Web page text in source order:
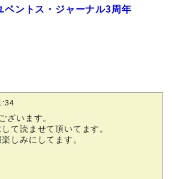
ベントス・ジャーナル3周年
ざいます。
て読ませて頂いてます。
しみにしてます。